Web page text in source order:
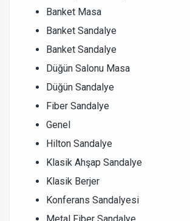
Banket Masa
Banket Sandalye
Banket Sandalye
Düğün Salonu Masa
Düğün Sandalye
Fiber Sandalye
Genel
Hilton Sandalye
Klasik Ahşap Sandalye
Klasik Berjer
Konferans Sandalyesi